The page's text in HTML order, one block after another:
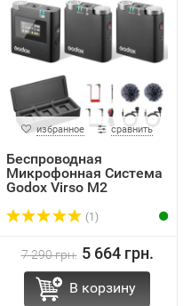
избранное сравнить
Беспроводная
Микрофонная Система
Godox Virsо M2
(1)
7 290 грн. 5 664 грн.
В корзину